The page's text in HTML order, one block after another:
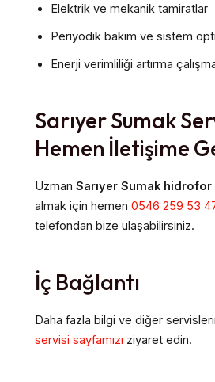
Elektrik ve mekanik tamiratlar
Periyodik bakım ve sistem
Enerji verimliliği artırma
Sarıyer Sumak
Hemen İletişime
Uzman Sarıyer Sumak
almak için hemen 0546 259 53
telefondan bize ulaşabilirsiniz.
İç Bağlantı
Daha fazla bilgi ve diğer
servisi sayfamızı ziyaret edin.